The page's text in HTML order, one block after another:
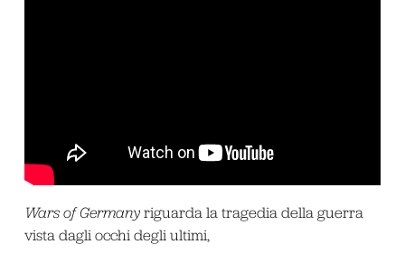
Wars of Germanyriguarda la tragedia della guerra
vista dagli occhi degli ultimi,